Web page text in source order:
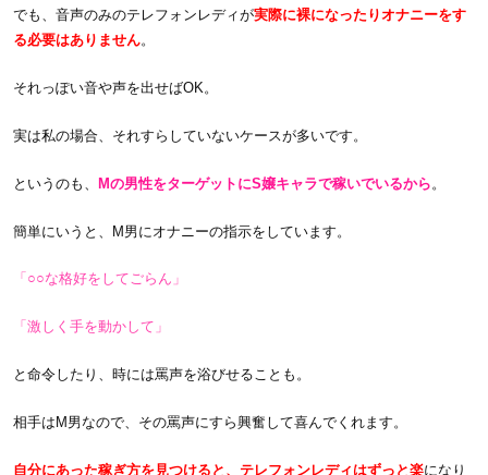
でも、音声のみのテレフォンレディが実際に裸になったりオナニーをす
る必要はありません。
それっぽい音や声を出せばOK。
実は私の場合、それすらしていないケースが多いです。
というのも、 Mの男性をターゲットにS嬢キャラで稼いでいるから 。
簡単にいうと、M男にオナニーの指示をしています。
「○○な格好をしてごらん」
「激しく手を動かして」
と命令したり、時には罵声を浴びせることも。
相手はM男なので、その罵声にすら興奮して喜んでくれます。
自分にあった稼ぎ方を見つけると、テレフォンレディはずっと楽になり